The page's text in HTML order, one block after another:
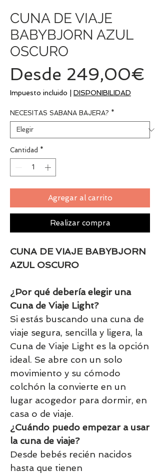
CUNA DE VIAJE
BABYBJORN AZUL
OSCURO
Desde 249,00€
Impuesto incluido DISPONIBILIDAD
NECESITAS SABANA BAJERA? *
Cantidad *
Agregar al carrito
Realizar compra
CUNA DE VIAJE BABYBJORN
AZUL OSCURO
¿Por qué debería elegir una
Cuna de Viaje Light?
Si estás buscando una cuna de
viaje segura, sencilla y ligera, la
Cuna de Viaje Light es la opción
ideal. Se abre con un solo
movimiento y su cómodo
colchón la convierte en un
lugar acogedor para dormir, en
casa o de viaje.
¿Cuándo puedo empezar a usar
la cuna de viaje?
Desde bebés recién nacidos
hasta que tienen